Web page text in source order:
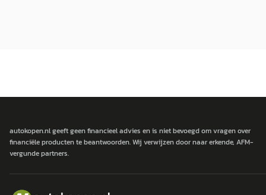
autokopen.nl geeft geen financieel advies en is niet bevoegd om vragen over
financiële producten te beantwoorden. Wij verwijzen door naar erkende, AFM-
vergunde partners.